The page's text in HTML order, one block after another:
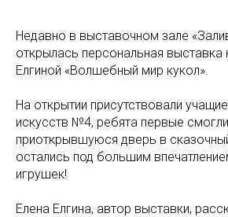
Недавно в выставочном зале
открылась персональная выставка
Елгиной «Волшебный мир кукол».
На открытии присутствовали
искусств №4, ребята первые
приоткрывшуюся дверь в
остались под большим
игрушек!
Елена Елгина, автор выставки,